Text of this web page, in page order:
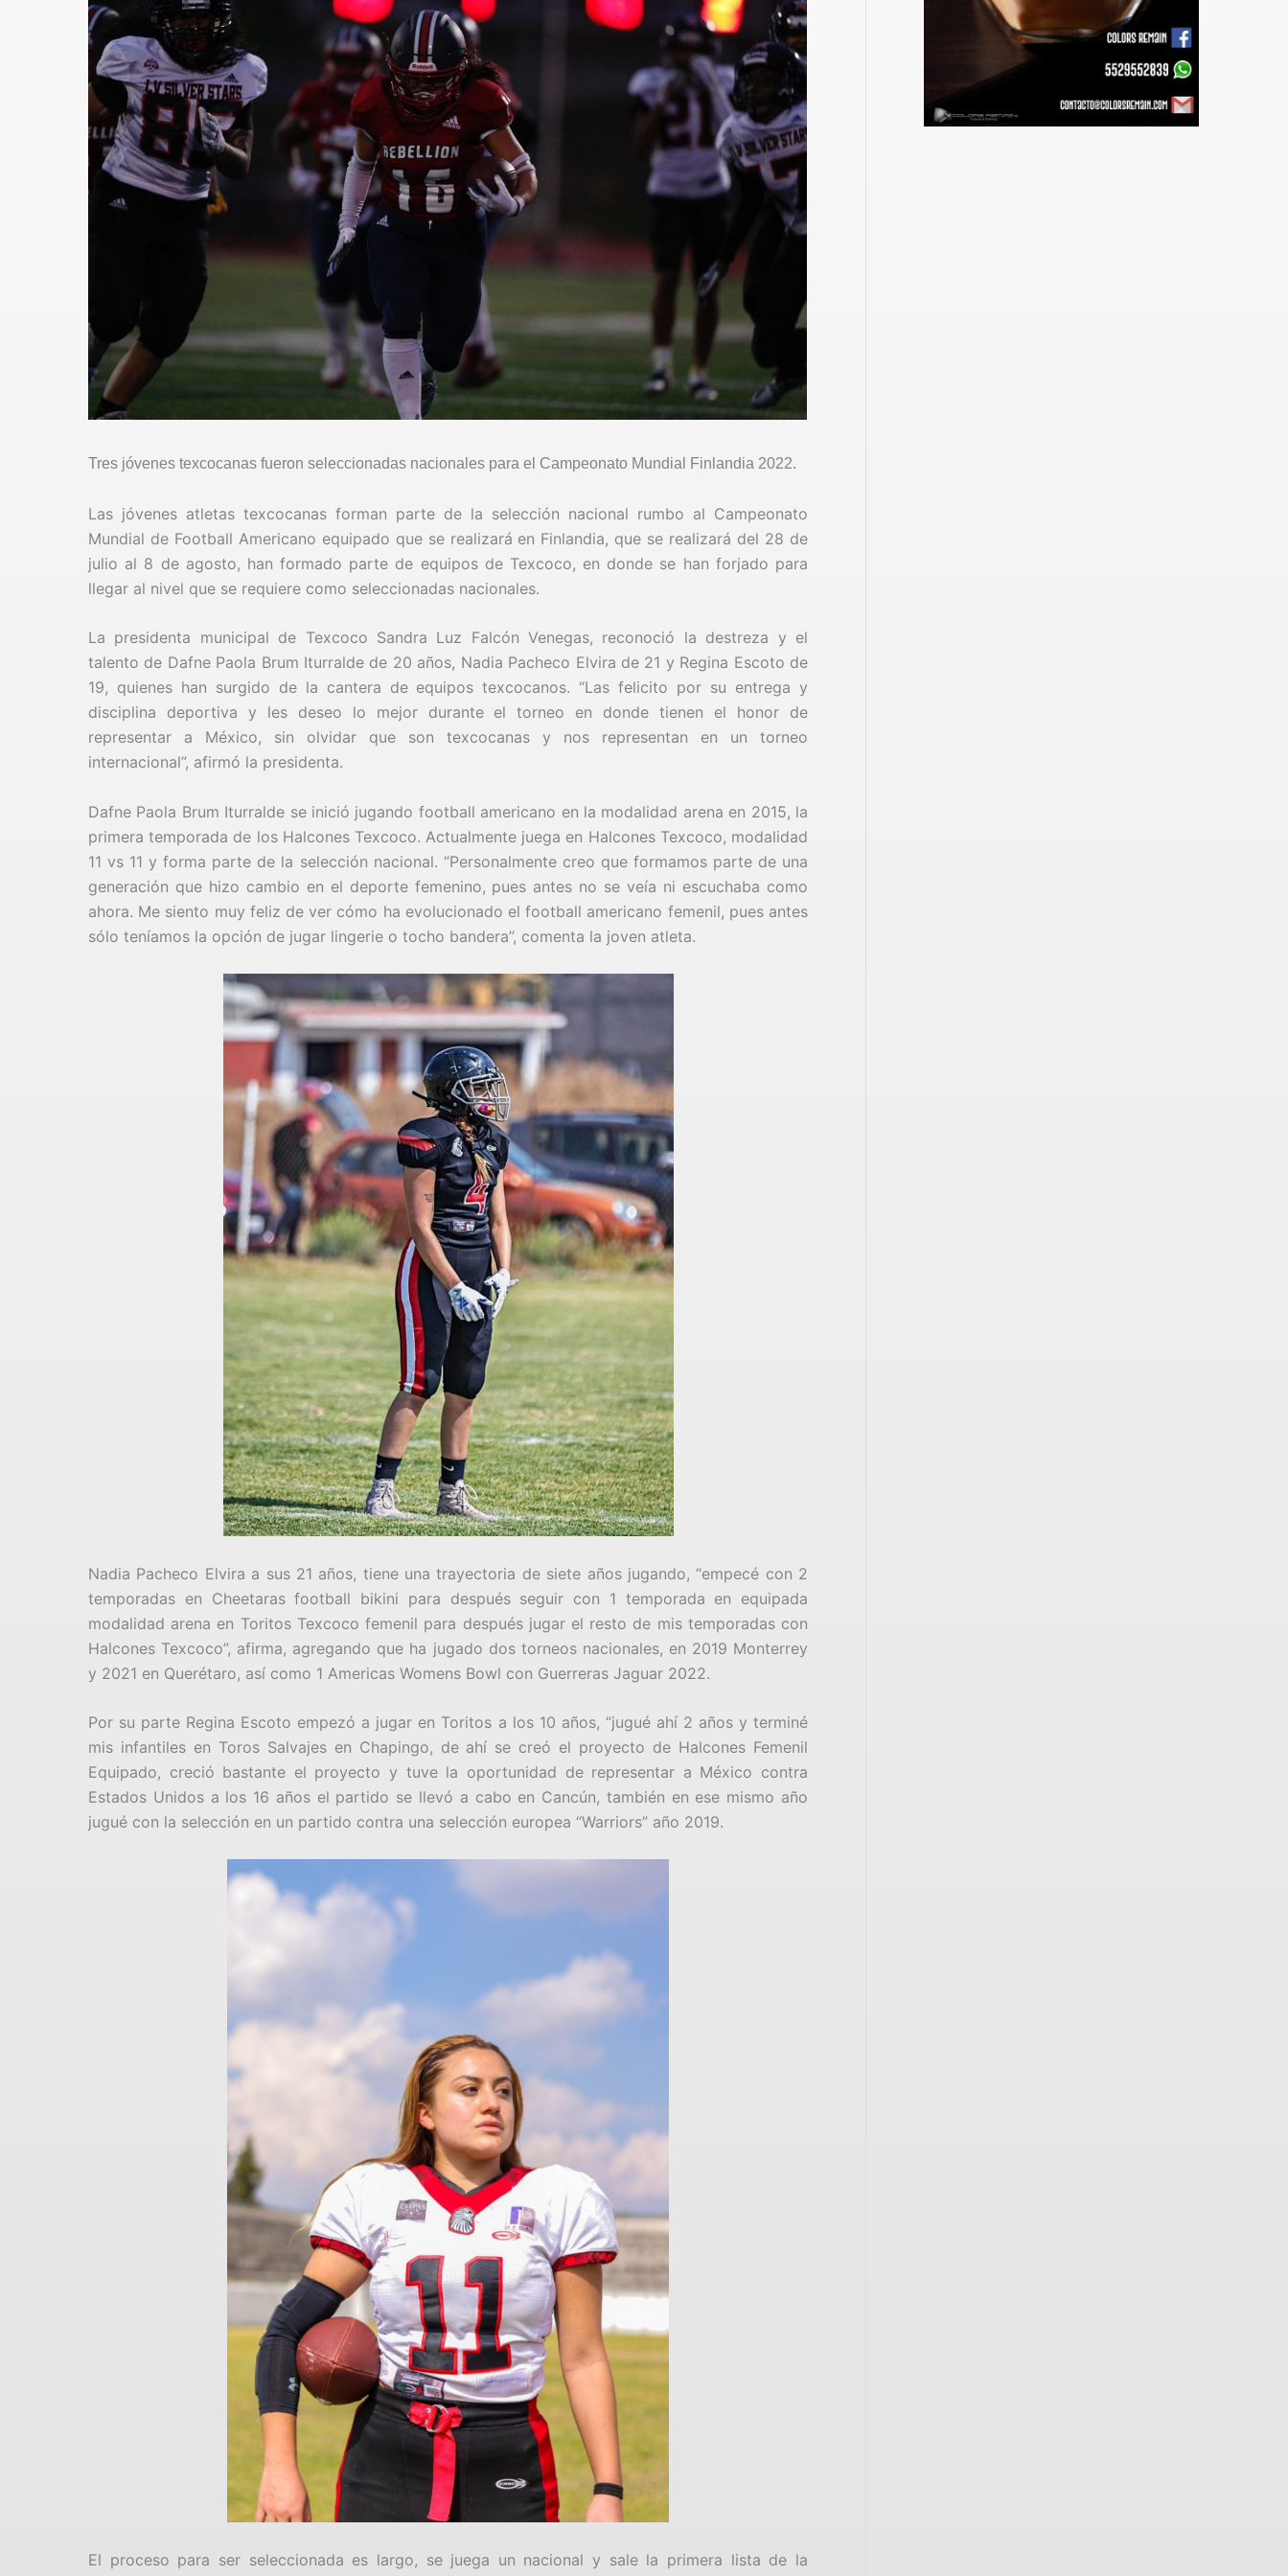
Tres jóvenes texcocanas fueron seleccionadas nacionales para el Campeonato Mundial Finlandia 2022.
Las jóvenes atletas texcocanas forman parte de la selección nacional rumbo al Campeonato
Mundial de Football Americano equipado que se realizará en Finlandia, que se realizará del 28 de
julio al 8 de agosto, han formado parte de equipos de Texcoco, en donde se han forjado para
llegar al nivel que se requiere como seleccionadas nacionales.
La presidenta municipal de Texcoco Sandra Luz Falcón Venegas, reconoció la destreza y el
talento de Dafne Paola Brum Iturralde de 20 años, Nadia Pacheco Elvira de 21 y Regina Escoto de
19, quienes han surgido de la cantera de equipos texcocanos. “Las felicito por su entrega y
disciplina deportiva y les deseo lo mejor durante el torneo en donde tienen el honor de
representar a México, sin olvidar que son texcocanas y nos representan en un torneo
internacional”, afirmó la presidenta.
Dafne Paola Brum Iturralde se inició jugando football americano en la modalidad arena en 2015, la
primera temporada de los Halcones Texcoco. Actualmente juega en Halcones Texcoco, modalidad
11 vs 11 y forma parte de la selección nacional. “Personalmente creo que formamos parte de una
generación que hizo cambio en el deporte femenino, pues antes no se veía ni escuchaba como
ahora. Me siento muy feliz de ver cómo ha evolucionado el football americano femenil, pues antes
sólo teníamos la opción de jugar lingerie o tocho bandera”, comenta la joven atleta.
Nadia Pacheco Elvira a sus 21 años, tiene una trayectoria de siete años jugando, “empecé con 2
temporadas en Cheetaras football bikini para después seguir con 1 temporada en equipada
modalidad arena en Toritos Texcoco femenil para después jugar el resto de mis temporadas con
Halcones Texcoco”, afirma, agregando que ha jugado dos torneos nacionales, en 2019 Monterrey
y 2021 en Querétaro, así como 1 Americas Womens Bowl con Guerreras Jaguar 2022.
Por su parte Regina Escoto empezó a jugar en Toritos a los 10 años, “jugué ahí 2 años y terminé
mis infantiles en Toros Salvajes en Chapingo, de ahí se creó el proyecto de Halcones Femenil
Equipado, creció bastante el proyecto y tuve la oportunidad de representar a México contra
Estados Unidos a los 16 años el partido se llevó a cabo en Cancún, también en ese mismo año
jugué con la selección en un partido contra una selección europea “Warriors” año 2019.
El proceso para ser seleccionada es largo, se juega un nacional y sale la primera lista de la